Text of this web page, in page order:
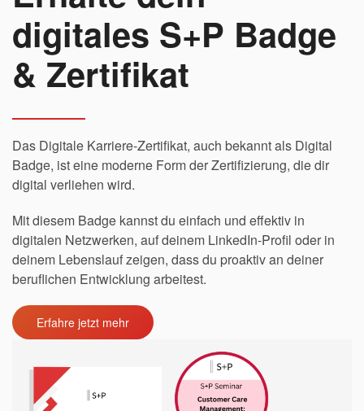
digitales S+P Badge
& Zertifikat
Das Digitale Karriere-Zertifikat, auch bekannt als Digital
Badge, ist eine moderne Form der Zertifizierung, die dir
digital verliehen wird.
Mit diesem Badge kannst du einfach und effektiv in
digitalen Netzwerken, auf deinem LinkedIn-Profil oder in
deinem Lebenslauf zeigen, dass du proaktiv an deiner
beruflichen Entwicklung arbeitest.
Erfahre jetzt mehr